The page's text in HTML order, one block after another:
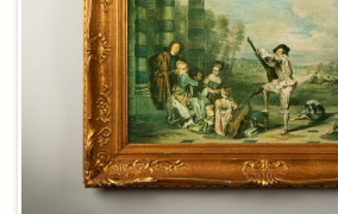
Paveikslas